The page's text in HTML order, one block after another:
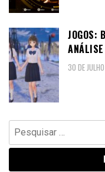
JOGOS:
ANÁLISE
30 DE
Pesquisar
por: